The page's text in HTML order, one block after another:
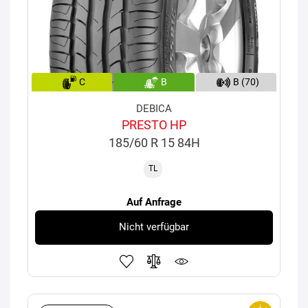
C B B (70)
DEBICA
PRESTO HP
185/60 R 15 84H
TL
Auf Anfrage
Nicht verfügbar